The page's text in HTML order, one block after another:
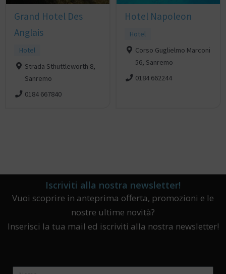
Grand Hotel Des
Anglais
Hotel
Strada Sthuttleworth 8,
Sanremo
0184 667840
Hotel Napoleon
Hotel
Corso Guglielmo Marconi
56, Sanremo
0184 662244
Iscriviti alla nostra newsletter!
Vuoi scoprire in anteprima offerta, promozioni e le
nostre ultime novità?
Inserisci la tua mail ed iscriviti alla nostra newsletter!